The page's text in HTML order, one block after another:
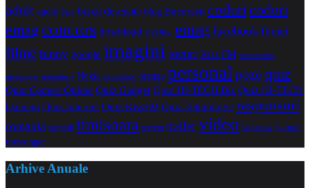
adult audio bani benzi desenate blog Bucuresti coduricoduri
emag concurs download DVDRip emag facebook femei
filme funny google imagini jocuri Kiss FM maramures
messenger noiembrie Nokia octombrie orange personal pozequiz
Quiz Comert Online Quiz Gadget Quiz HI-TECH Biz Quiz HI-TECH
Oameni Quiz Internet Quiz KissFM Quiz Tehnologie raspunsuri
romania sugestii timisoara torrent trailer video Vodafone yahoo
messenger
Arhive Anuale